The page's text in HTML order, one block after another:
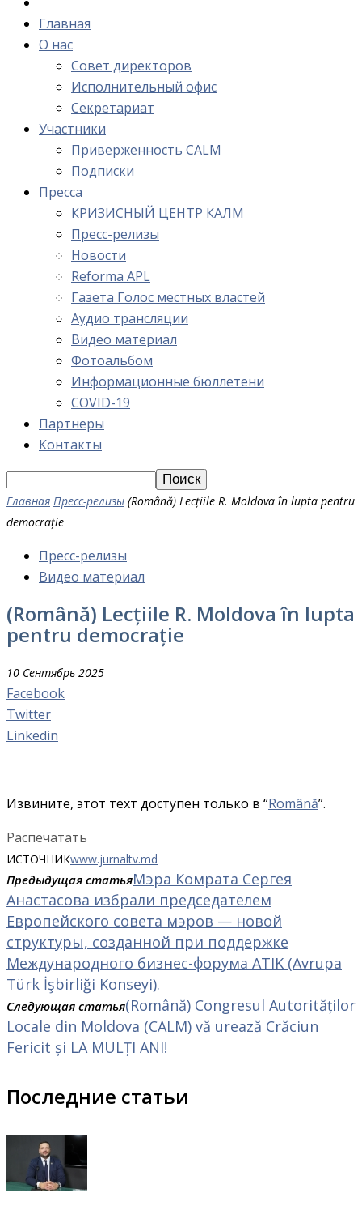
Главная
О нас
Cовет директоров
Исполнительный офис
Cекретариат
Участники
Приверженность CALM
Подписки
Пресса
КРИЗИСНЫЙ ЦЕНТР КАЛМ
Пресс-релизы
Новости
Reforma APL
Газета Голос местных властей
Аудио трансляции
Видео материал
Фотоальбом
Информационные бюллетени
COVID-19
Партнеры
Контакты
Главная Пресс-релизы (Română) Lecțiile R. Moldova în lupta pentru
democrație
Пресс-релизы
Видео материал
(Română) Lecțiile R. Moldova în lupta
pentru democrație
10 Сентябрь 2025
Facebook
Twitter
Linkedin
Извините, этот техт доступен только в “Română”.
Распечатать
ИСТОЧНИКwww.jurnaltv.md
Предыдущая статьяМэра Комрата Сергея
Анастасова избрали председателем
Европейского совета мэров — новой
структуры, созданной при поддержке
Международного бизнес-форума ATIK (Avrupa
Türk İşbirliği Konseyi).
Следующая статья(Română) Congresul Autorităților
Locale din Moldova (CALM) vă urează Crăciun
Fericit și LA MULȚI ANI!
Последние статьи